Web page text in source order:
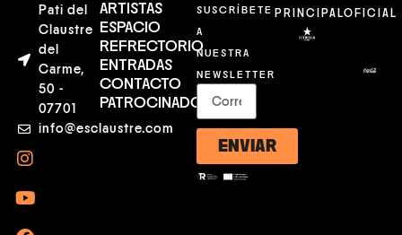
Pati del
Claustre
del
Carme,
50 -
07701
info@esclaustre.com
ARTISTAS
ESPACIO
REFRECTORIO
ENTRADAS
CONTACTO
PATROCINADORES
SUSCRÍBETE
A
NUESTRA
NEWSLETTER
ENVIAR
PRINCIPALOFICIAL